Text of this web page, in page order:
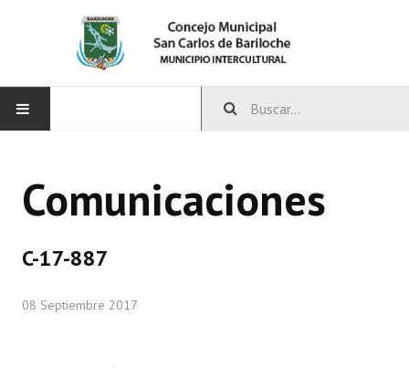
CONCEJO
Comisiones Permanentes
Comunicaciones
C-17-887
08 Septiembre 2017